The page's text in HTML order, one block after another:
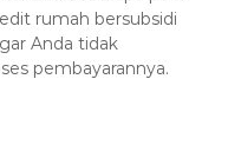
rumah bersubsidi
Anda tidak
pembayarannya.